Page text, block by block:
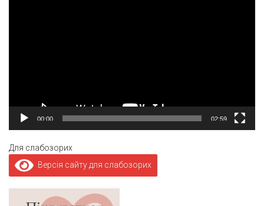
00:00 02:59
Для слабозорих
Версія сайту для слабозорих